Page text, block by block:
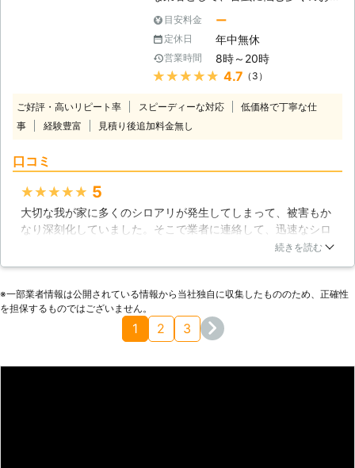
除業者でも対応ができなかった場合も
ご相談ください ■ゴキブリやダニな
どその他害虫駆除もお任せを！ シロ
アリ以外にも害虫は数多くいます。
ブリからダニまで、幅広く対応してお
ります。 害虫トラブルでお悩みのさ
様を救ってまいりました。今回は皆さ
まを救いたいと思っております。害虫
に悩まされている方は、ぜひサニシス
テムにお問い合わせください。私たち
がすぐに伺い、その害虫を駆除させて
っております】 害虫の中でも特に不
人気なのがシロアリです。ゴキブリな
ですので、壁だろうが柱だろうが何で
も食べてしまうのです。これほどまで
に厄介な害虫はいないでしょう。だか
ください】 シロアリ駆除について
かと思います。もし分からないことが
ありましたら、そのことをご質問くだ
目安料金 ー
定休日 年中無休
営業時間 8時～20時
★★★★★ 4.7 （3）
ご好評・高いリピート率 スピーディーな対応
低価格で丁寧な仕
事
経験豊富 見積り後追加料金無し
口コミ
★★★★★ 5
大切な我が家に多くのシロアリが発生してしまって、被害もか
なり深刻化していました。そこで業者に連絡して、迅速なシロ
アリ駆除を実施してもらう事ができたので非常に満足していま
ケーションを取ってくれるので、こちらとしても話しやすく、
シロアリ駆除を徹底的に実施してもらう事ができたので、感謝
続きを読む
※⼀部業者情報は公開されている情報から当社独⾃に収集したもののため、正確性
を担保するものではございません。
1 2 3